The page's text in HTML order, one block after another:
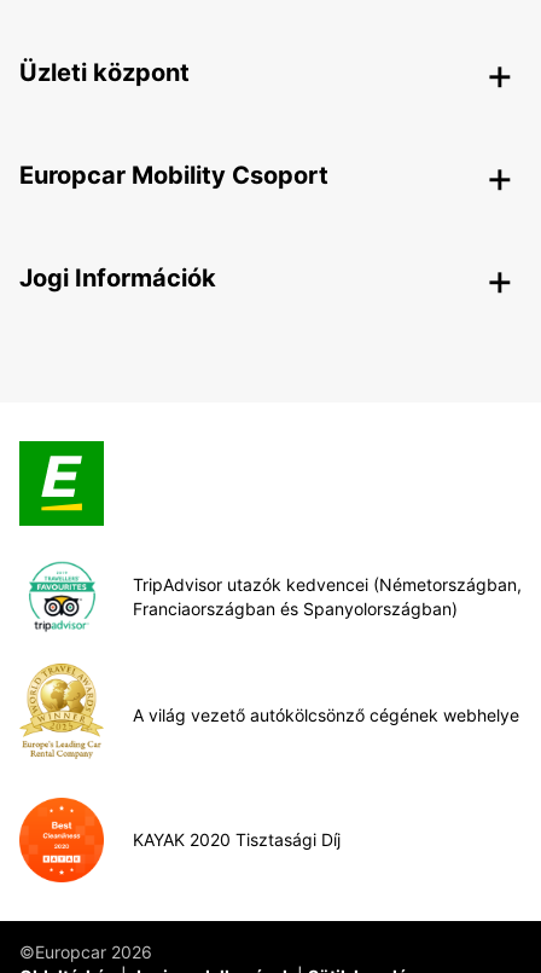
Üzleti központ
Europcar Mobility Csoport
Jogi Információk
TripAdvisor utazók kedvencei (Németországban,
Franciaországban és Spanyolországban)
A világ vezető autókölcsönző cégének webhelye
KAYAK 2020 Tisztasági Díj
©Europcar 2026